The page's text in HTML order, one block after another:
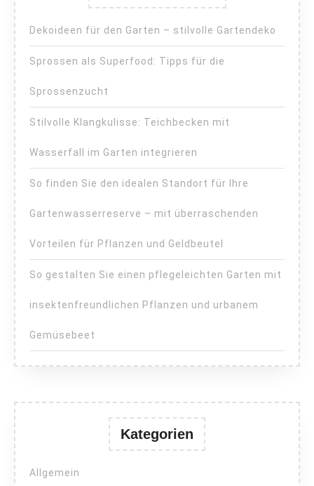
Dekoideen für den Garten – stilvolle Gartendeko
Sprossen als Superfood: Tipps für die
Sprossenzucht
Stilvolle Klangkulisse: Teichbecken mit
Wasserfall im Garten integrieren
So finden Sie den idealen Standort für Ihre
Gartenwasserreserve – mit überraschenden
Vorteilen für Pflanzen und Geldbeutel
So gestalten Sie einen pflegeleichten Garten mit
insektenfreundlichen Pflanzen und urbanem
Gemüsebeet
Kategorien
Allgemein